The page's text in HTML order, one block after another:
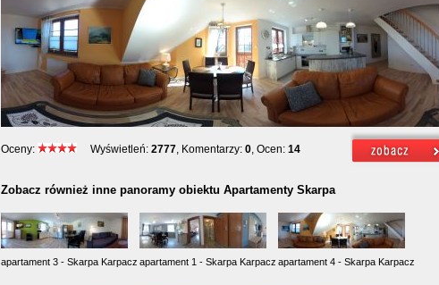
Oceny: Wyświetleń: 2777, Komentarzy: 0, Ocen: 14
Zobacz również inne panoramy obiektu Apartamenty Skarpa
apartament 3 - Skarpa Karpacz apartament 1 - Skarpa Karpacz apartament 4 - Skarpa Karpacz